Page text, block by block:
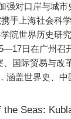
强对口岸与城
手上海社会科
院世界历史研
日在广州召
国际贸易与改
涵盖世界史、
Seas: